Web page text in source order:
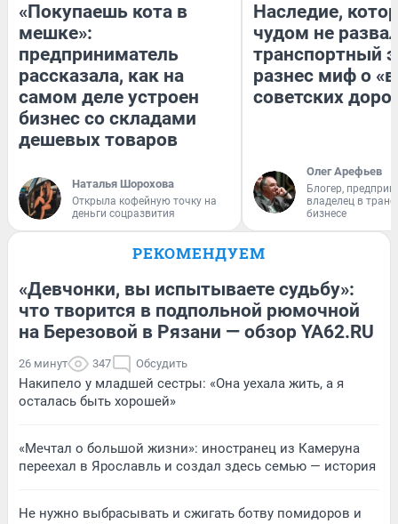
«Покупаешь кота в
мешке»:
предприниматель
рассказала, как на
самом деле устроен
бизнес со складами
дешевых товаров
Наталья Шорохова
Открыла кофейную точку на
деньги соцразвития
Наследие,
чудом не
транспортный
разнес миф о
советских
Олег Арефьев
Блогер,
владелец в
бизнесе
РЕКОМЕНДУЕМ
«Девчонки, вы испытываете судьбу»:
что творится в подпольной рюмочной
на Березовой в Рязани — обзор YA62.RU
26 минут 347 Обсудить
Накипело у младшей сестры: «Она уехала жить, а я
осталась быть хорошей»
«Мечтал о большой жизни»: иностранец из Камеруна
переехал в Ярославль и создал здесь семью — история
Не нужно выбрасывать и сжигать ботву помидоров и